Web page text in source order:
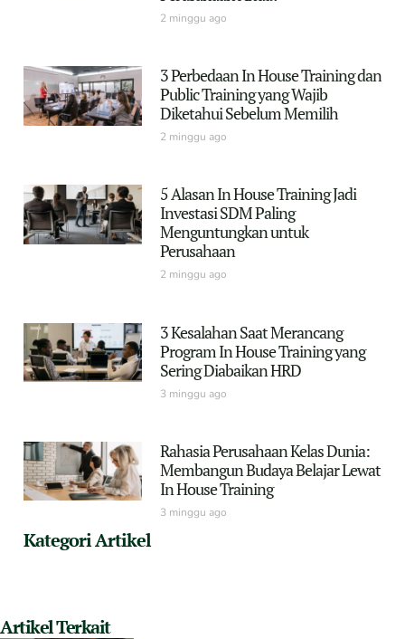
2 minggu ago
3 Perbedaan In House Training dan
Public Training yang Wajib
Diketahui Sebelum Memilih
2 minggu ago
5 Alasan In House Training Jadi
Investasi SDM Paling
Menguntungkan untuk
Perusahaan
2 minggu ago
3 Kesalahan Saat Merancang
Program In House Training yang
Sering Diabaikan HRD
3 minggu ago
Rahasia Perusahaan Kelas Dunia:
Membangun Budaya Belajar Lewat
In House Training
3 minggu ago
Kategori Artikel
Artikel Terkait